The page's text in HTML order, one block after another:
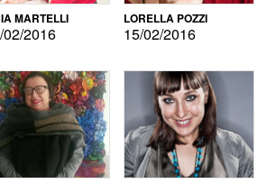
MARTELLI
02/2016
LORELLA POZZI
15/02/2016